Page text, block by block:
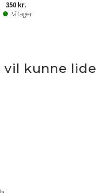
350 kr.
På lager
vil kunne lide